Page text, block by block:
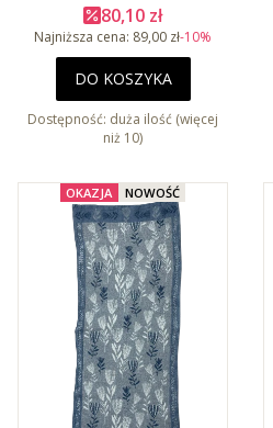
Cena promocyjna
80,10 zł
Najniższa cena: 89,00 zł-10%
DO KOSZYKA
Dostępność: duża ilość (więcej
niż 10)
OKAZJA NOWOŚĆ